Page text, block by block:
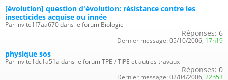
[évolution] question d'évolution: résistance contre les
insecticides acquise ou innée
Par invite1f7aa670 dans le forum Biologie
Réponses: 6
Dernier message: 05/10/2006, 17h19
physique sos
Par invite1dc1a51a dans le forum TPE / TIPE et autres travaux
Réponses: 0
Dernier message: 02/04/2006, 22h53